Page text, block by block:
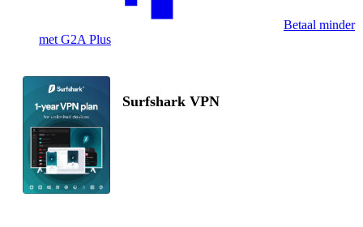
Betaal minder
met G2A Plus
Surfshark VPN